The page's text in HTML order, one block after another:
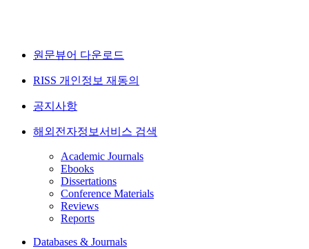
원문뷰어 다운로드
RISS 개인정보 재동의
공지사항
해외전자정보서비스 검색
Academic Journals
Ebooks
Dissertations
Conference Materials
Reviews
Reports
Databases & Journals